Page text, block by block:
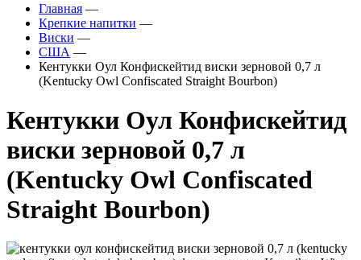
Главная —
Крепкие напитки —
Виски —
США —
Кентукки Оул Конфискейтид виски зерновой 0,7 л
(Kentucky Owl Confiscated Straight Bourbon)
Кентукки Оул Конфискейтид
виски зерновой 0,7 л
(Kentucky Owl Confiscated
Straight Bourbon)